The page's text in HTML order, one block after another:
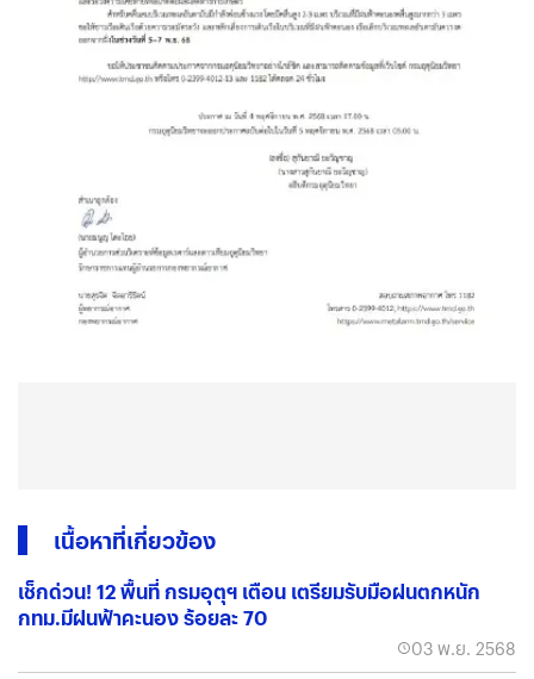
เนื้อหาที่เกี่ยวข้อง
เช็กด่วน! 12 พื้นที่ กรมอุตุฯ เตือน เตรียมรับมือฝนตกหนัก
กทม.มีฝนฟ้าคะนอง ร้อยละ 70
03 พ.ย. 2568